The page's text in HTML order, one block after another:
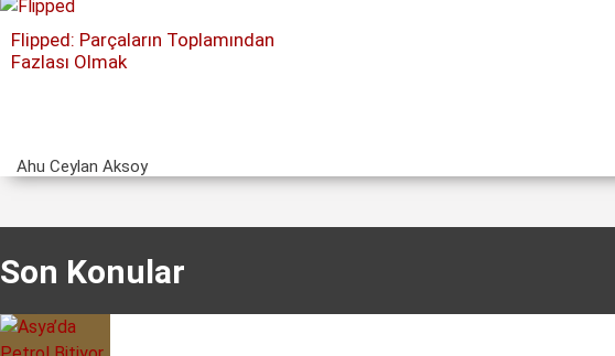
Flipped: Parçaların Toplamından
Fazlası Olmak
Ahu Ceylan Aksoy
Son Konular